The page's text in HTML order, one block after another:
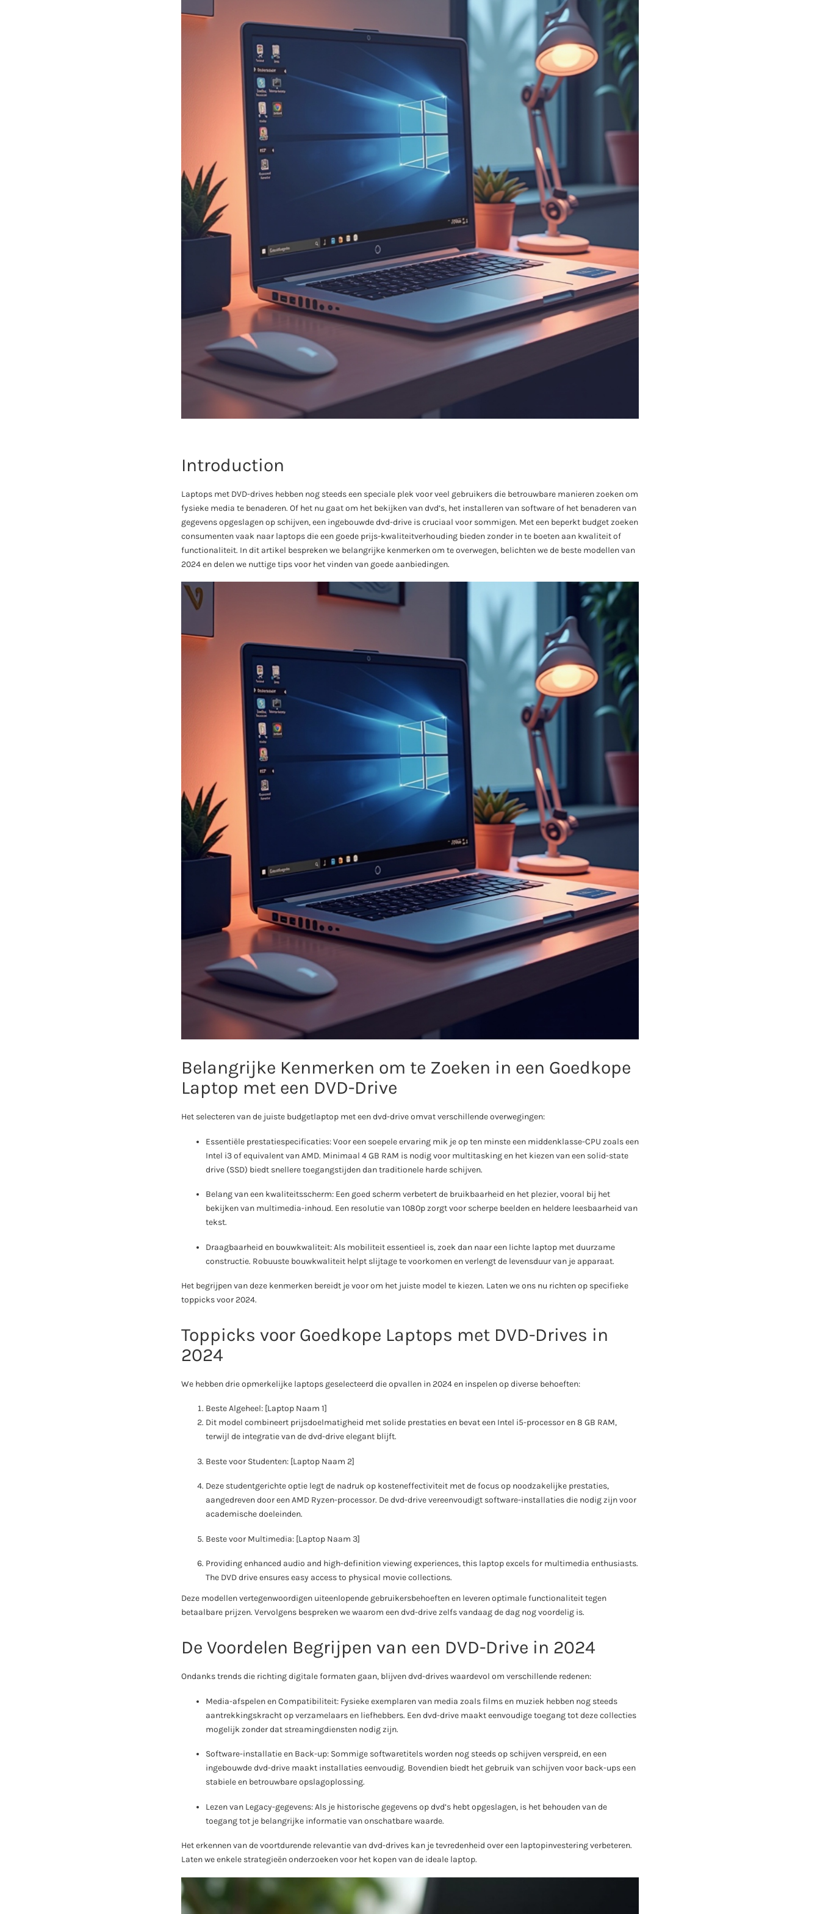
Introduction
Laptops met DVD-drives hebben nog steeds een speciale plek voor veel gebruikers die betrouwbare manieren zoeken om
fysieke media te benaderen. Of het nu gaat om het bekijken van dvd’s, het installeren van software of het benaderen van
gegevens opgeslagen op schijven, een ingebouwde dvd-drive is cruciaal voor sommigen. Met een beperkt budget zoeken
consumenten vaak naar laptops die een goede prijs-kwaliteitverhouding bieden zonder in te boeten aan kwaliteit of
functionaliteit. In dit artikel bespreken we belangrijke kenmerken om te overwegen, belichten we de beste modellen van
2024 en delen we nuttige tips voor het vinden van goede aanbiedingen.
Belangrijke Kenmerken om te Zoeken in een Goedkope
Laptop met een DVD-Drive
Het selecteren van de juiste budgetlaptop met een dvd-drive omvat verschillende overwegingen:
Essentiële prestatiespecificaties: Voor een soepele ervaring mik je op ten minste een middenklasse-CPU zoals een
Intel i3 of equivalent van AMD. Minimaal 4 GB RAM is nodig voor multitasking en het kiezen van een solid-state
drive (SSD) biedt snellere toegangstijden dan traditionele harde schijven.
Belang van een kwaliteitsscherm: Een goed scherm verbetert de bruikbaarheid en het plezier, vooral bij het
bekijken van multimedia-inhoud. Een resolutie van 1080p zorgt voor scherpe beelden en heldere leesbaarheid van
tekst.
Draagbaarheid en bouwkwaliteit: Als mobiliteit essentieel is, zoek dan naar een lichte laptop met duurzame
constructie. Robuuste bouwkwaliteit helpt slijtage te voorkomen en verlengt de levensduur van je apparaat.
Het begrijpen van deze kenmerken bereidt je voor om het juiste model te kiezen. Laten we ons nu richten op specifieke
toppicks voor 2024.
Toppicks voor Goedkope Laptops met DVD-Drives in
2024
We hebben drie opmerkelijke laptops geselecteerd die opvallen in 2024 en inspelen op diverse behoeften:
Beste Algeheel: [Laptop Naam 1]
Dit model combineert prijsdoelmatigheid met solide prestaties en bevat een Intel i5-processor en 8 GB RAM,
terwijl de integratie van de dvd-drive elegant blijft.
Beste voor Studenten: [Laptop Naam 2]
Deze studentgerichte optie legt de nadruk op kosteneffectiviteit met de focus op noodzakelijke prestaties,
aangedreven door een AMD Ryzen-processor. De dvd-drive vereenvoudigt software-installaties die nodig zijn voor
academische doeleinden.
Beste voor Multimedia: [Laptop Naam 3]
Providing enhanced audio and high-definition viewing experiences, this laptop excels for multimedia enthusiasts.
The DVD drive ensures easy access to physical movie collections.
Deze modellen vertegenwoordigen uiteenlopende gebruikersbehoeften en leveren optimale functionaliteit tegen
betaalbare prijzen. Vervolgens bespreken we waarom een dvd-drive zelfs vandaag de dag nog voordelig is.
De Voordelen Begrijpen van een DVD-Drive in 2024
Ondanks trends die richting digitale formaten gaan, blijven dvd-drives waardevol om verschillende redenen:
Media-afspelen en Compatibiliteit: Fysieke exemplaren van media zoals films en muziek hebben nog steeds
aantrekkingskracht op verzamelaars en liefhebbers. Een dvd-drive maakt eenvoudige toegang tot deze collecties
mogelijk zonder dat streamingdiensten nodig zijn.
Software-installatie en Back-up: Sommige softwaretitels worden nog steeds op schijven verspreid, en een
ingebouwde dvd-drive maakt installaties eenvoudig. Bovendien biedt het gebruik van schijven voor back-ups een
stabiele en betrouwbare opslagoplossing.
Lezen van Legacy-gegevens: Als je historische gegevens op dvd’s hebt opgeslagen, is het behouden van de
toegang tot je belangrijke informatie van onschatbare waarde.
Het erkennen van de voortdurende relevantie van dvd-drives kan je tevredenheid over een laptopinvestering verbeteren.
Laten we enkele strategieën onderzoeken voor het kopen van de ideale laptop.